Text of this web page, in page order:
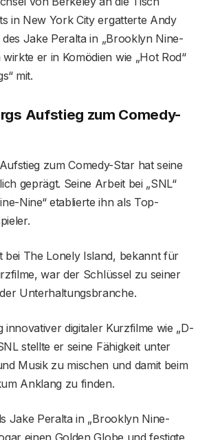
in New York City ergatterte Andy
Jake Peralta in „Brooklyn Nine-
wirkte er in Komödien wie „Hot Rod“
mit.
Aufstieg zum Comedy-
zum Comedy-Star hat seine
geprägt. Seine Arbeit bei „SNL“
Nine“ etablierte ihn als Top-
bei The Lonely Island, bekannt für
war der Schlüssel zu seiner
Unterhaltungsbranche.
innovativer digitaler Kurzfilme wie „D-
stellte er seine Fähigkeit unter
Musik zu mischen und damit beim
Anklang zu finden.
Jake Peralta in „Brooklyn Nine-